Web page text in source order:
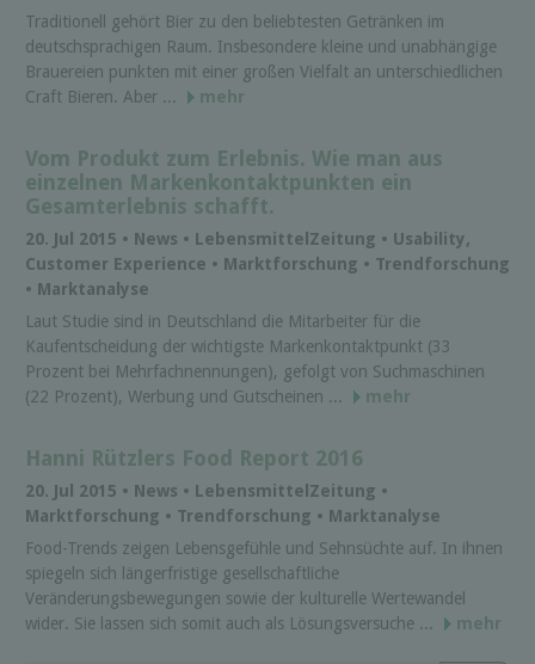
Traditionell gehört Bier zu den beliebtesten Getränken im
deutschsprachigen Raum. Insbesondere kleine und unabhängige
Brauereien punkten mit einer großen Vielfalt an unterschiedlichen
Craft Bieren. Aber ...
mehr
Vom Produkt zum Erlebnis. Wie man aus
einzelnen Markenkontaktpunkten ein
Gesamterlebnis schafft.
20. Jul 2015 • News • LebensmittelZeitung • Usability,
Customer Experience • Marktforschung • Trendforschung
• Marktanalyse
Laut Studie sind in Deutschland die Mitarbeiter für die
Kaufentscheidung der wichtigste Markenkontaktpunkt (33
Prozent bei Mehrfachnennungen), gefolgt von Suchmaschinen
(22 Prozent), Werbung und Gutscheinen ...
mehr
Hanni Rützlers Food Report 2016
20. Jul 2015 • News • LebensmittelZeitung •
Marktforschung • Trendforschung • Marktanalyse
Food-Trends zeigen Lebensgefühle und Sehnsüchte auf. In ihnen
spiegeln sich längerfristige gesellschaftliche
Veränderungsbewegungen sowie der kulturelle Wertewandel
wider. Sie lassen sich somit auch als Lösungsversuche ...
mehr